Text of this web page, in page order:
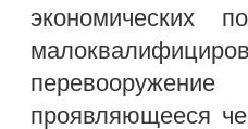
экономических
проявляющееся